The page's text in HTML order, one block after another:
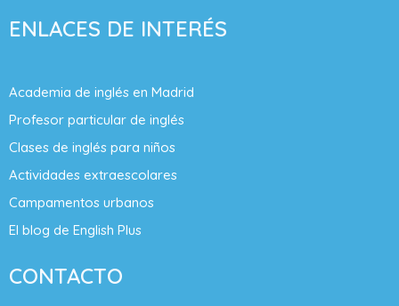
ENLACES DE INTERÉS
Academia de inglés en Madrid
Profesor particular de inglés
Clases de inglés para niños
Actividades extraescolares
Campamentos urbanos
El blog de English Plus
CONTACTO